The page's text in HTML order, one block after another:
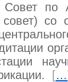
Совет по
со
[…